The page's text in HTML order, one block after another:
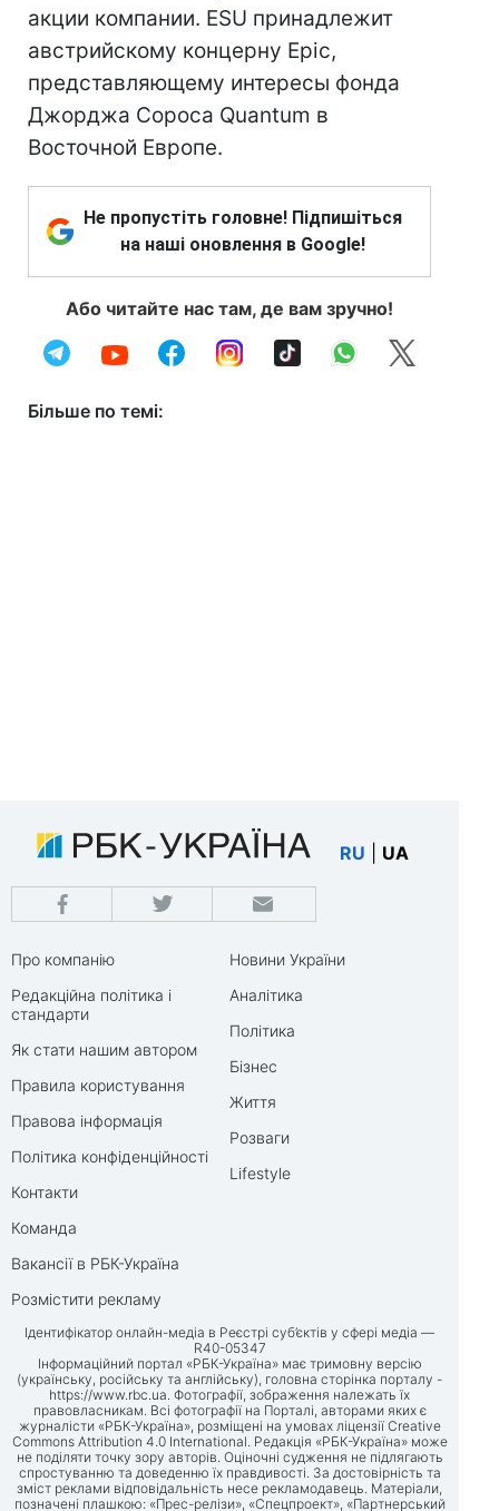
акции компании. ESU принадлежит
австрийскому концерну Epic,
представляющему интересы фонда
Джорджа Сороса Quantum в
Восточной Европе.
Не пропустіть головне! Підпишіться
на наші оновлення в Google!
Або читайте нас там, де вам зручно!
Більше по темі:
RU UA
Про компанію
Редакційна політика і
стандарти
Як стати нашим автором
Правила користування
Правова інформація
Політика конфіденційності
Контакти
Команда
Вакансії в РБК-Україна
Розмістити рекламу
Новини України
Аналітика
Політика
Бізнес
Життя
Розваги
Lifestyle
Ідентифікатор онлайн-медіа в Реєстрі суб’єктів у сфері медіа —
R40-05347
Інформаційний портал «РБК-Україна» має тримовну версію
(українську, російську та англійську), головна сторінка порталу -
https://www.rbc.ua. Фотографії, зображення належать їх
правовласникам. Всі фотографії на Порталі, авторами яких є
журналісти «РБК-Україна», розміщені на умовах ліцензії Creative
Commons Attribution 4.0 International. Редакція «РБК-Україна» може
не поділяти точку зору авторів. Оціночні судження не підлягають
спростуванню та доведенню їх правдивості. За достовірність та
зміст реклами відповідальність несе рекламодавець. Матеріали,
позначені плашкою: «Прес-релізи», «Спецпроект», «Партнерський